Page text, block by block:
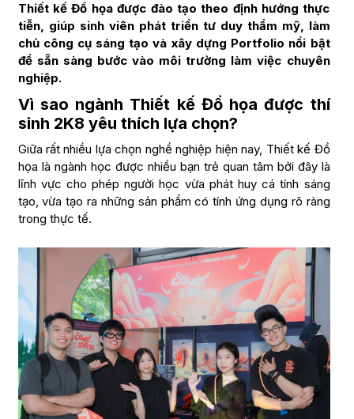
Thiết kế Đồ họa được đào tạo theo định hướng thực
tiễn, giúp sinh viên phát triển tư duy thẩm mỹ, làm
chủ công cụ sáng tạo và xây dựng Portfolio nổi bật
để sẵn sàng bước vào môi trường làm việc chuyên
nghiệp.
Vì sao ngành Thiết kế Đồ họa được thí
sinh 2K8 yêu thích lựa chọn?
Giữa rất nhiều lựa chọn nghề nghiệp hiện nay, Thiết kế Đồ
họa là ngành học được nhiều bạn trẻ quan tâm bởi đây là
lĩnh vực cho phép người học vừa phát huy cá tính sáng
tạo, vừa tạo ra những sản phẩm có tính ứng dụng rõ ràng
trong thực tế.